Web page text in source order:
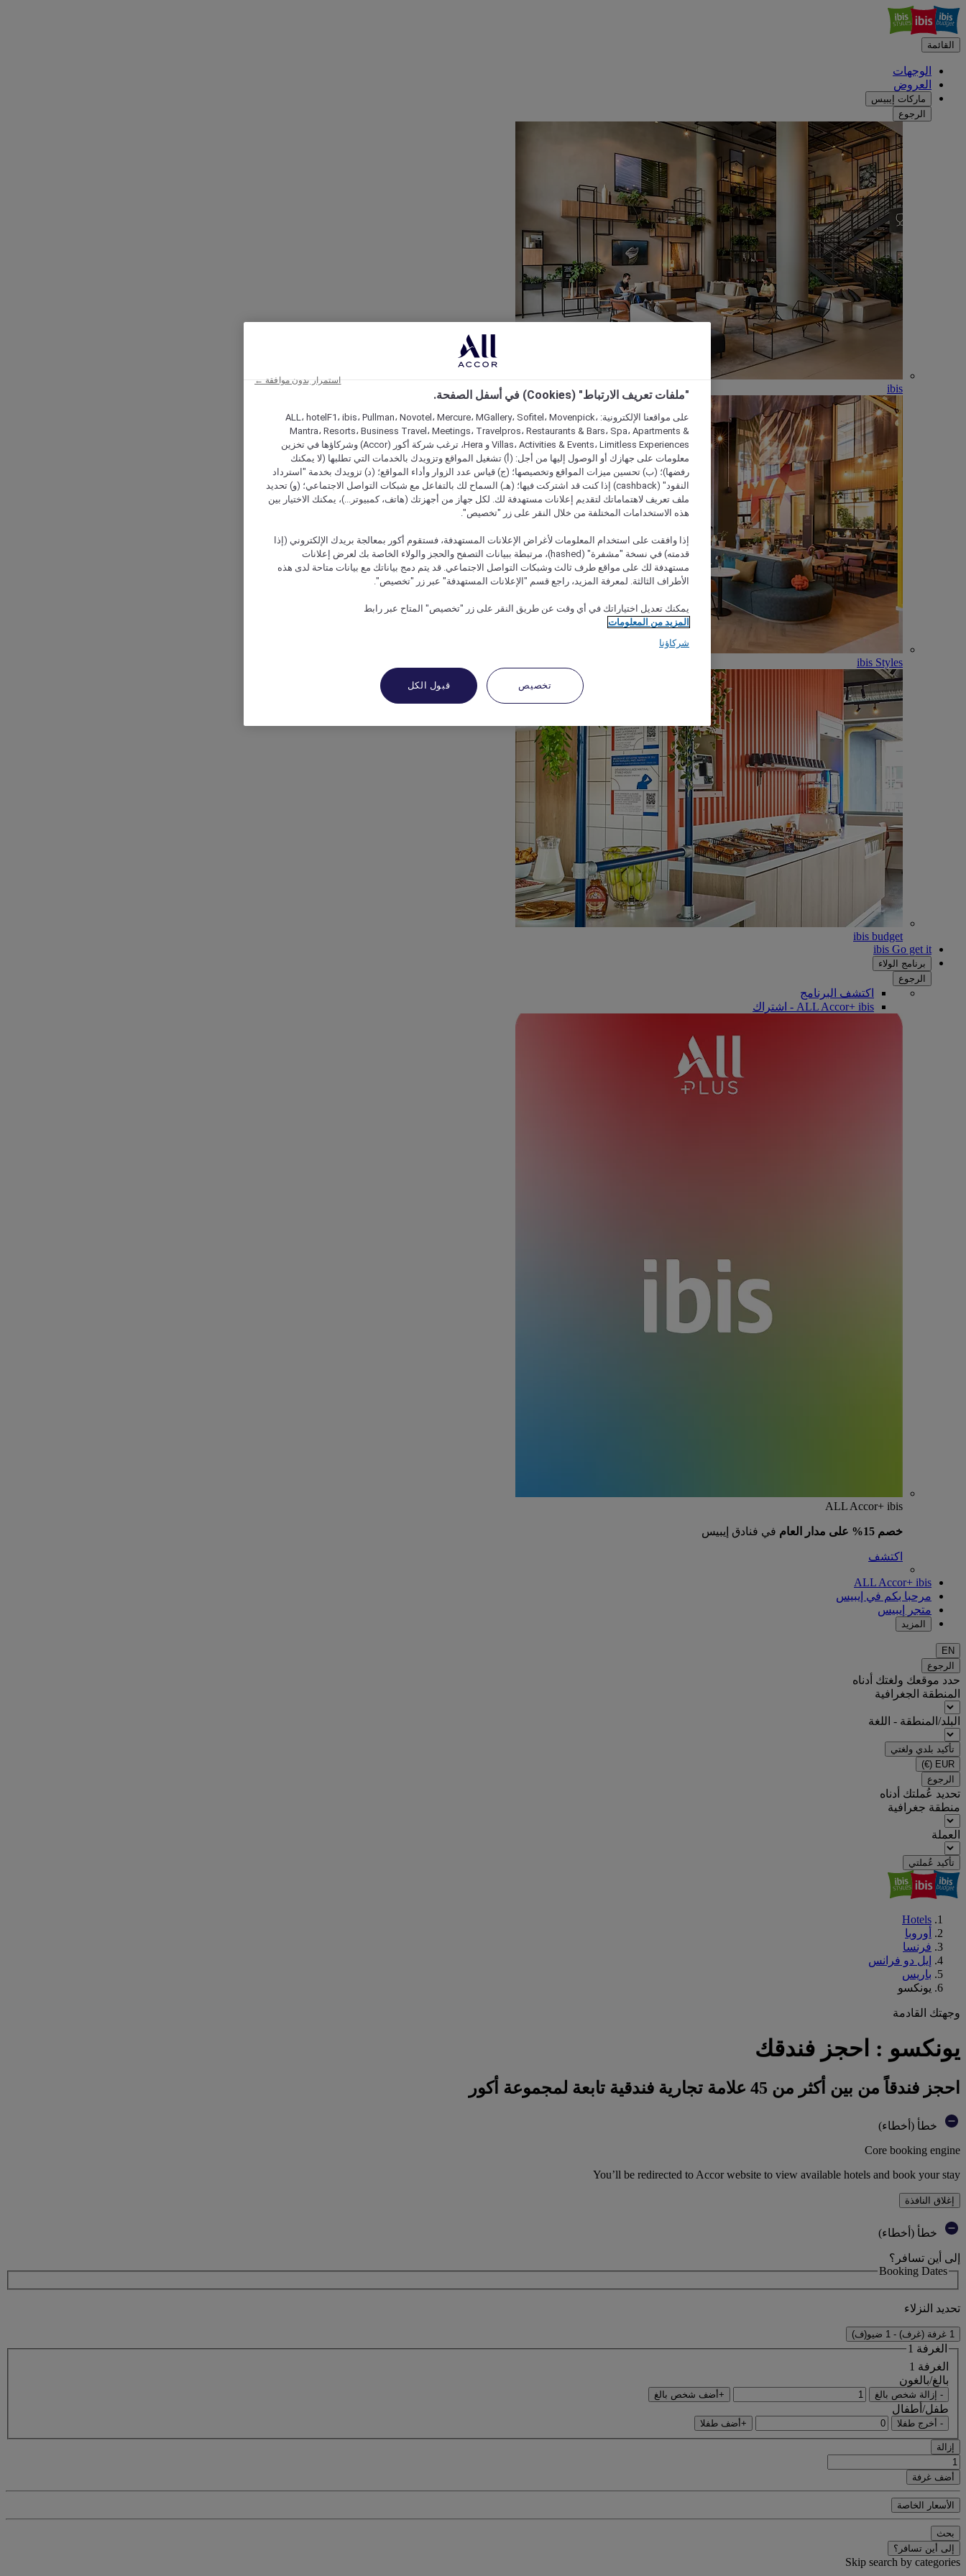
القائمة
الوجهات
العروض
ماركات إيبيس
الرجوع
ibis
ibis Styles
ibis budget
ibis Go get it
برنامج الولاء
الرجوع
اكتشف البرنامج
ALL Accor+ ibis - اشتراك
ALL Accor+ ibis
خصم 15% على مدار العام في فنادق إيبيس
اكتشف
ALL Accor+ ibis
مرحبا بكم في إيبيس
متجر إيبيس
المزيد
EN
الرجوع
حدد موقعك ولغتك أدناه
المنطقة الجغرافية
البلد/المنطقة - اللغة
تأكيد بلدي ولغتي
EUR
(€)
الرجوع
تحديد عُملتك أدناه
منطقة جغرافية
العملة
تأكيد عُملتي
Hotels
أوروبا
فرنسا
إيل دو فرانس
باريس
يونكسو
وجهتك القادمة
يونكسو : احجز فندقك
احجز فندقاً من بين أكثر من 45 علامة تجارية فندقية تابعة لمجموعة أكور
خطأ (أخطاء)
Core booking engine
You’ll be redirected to Accor website to view available hotels and book your stay
إغلاق النافذة
خطأ (أخطاء)
إلى أين تسافر؟
Booking Dates
تحديد النزلاء
1 غرفة (غرف) - 1 ضيو(ف)
الغرفة 1
الغرفة 1
بالغ/بالغون
- إزالة شخص بالغ +أضف شخص بالغ
طفل/أطفال
- أخرج طفلا +أضف طفلا
إزالة
أضف غرفة
الأسعار الخاصة
بحث
إلى أين تسافر؟
Skip search by categories
"ملفات تعريف الارتباط" (Cookies) في أسفل الصفحة.
على مواقعنا الإلكترونية: ALL، hotelF1، ibis، Pullman، Novotel، Mercure، MGallery، Sofitel، Movenpick،
Mantra، Resorts، Business Travel، Meetings، Travelpros، Restaurants & Bars، Spa، Apartments &
Villas، Activities & Events، Limitless Experiences و Hera، ترغب شركة أكور (Accor) وشركاؤها في تخزين
معلومات على جهازك أو الوصول إليها من أجل: (أ) تشغيل المواقع وتزويدك بالخدمات التي تطلبها (لا يمكنك
رفضها)؛ (ب) تحسين ميزات المواقع وتخصيصها؛ (ج) قياس عدد الزوار وأداء المواقع؛ (د) تزويدك بخدمة "استرداد
النقود" (cashback) إذا كنت قد اشتركت فيها؛ (هـ) السماح لك بالتفاعل مع شبكات التواصل الاجتماعي؛ (و) تحديد
ملف تعريف لاهتماماتك لتقديم إعلانات مستهدفة لك. لكل جهاز من أجهزتك (هاتف، كمبيوتر...)، يمكنك الاختيار بين
هذه الاستخدامات المختلفة من خلال النقر على زر "تخصيص".
إذا وافقت على استخدام المعلومات لأغراض الإعلانات المستهدفة، فستقوم أكور بمعالجة بريدك الإلكتروني (إذا
قدمته) في نسخة "مشفرة" (hashed)، مرتبطة ببيانات التصفح والحجز والولاء الخاصة بك لعرض إعلانات
مستهدفة لك على مواقع طرف ثالث وشبكات التواصل الاجتماعي. قد يتم دمج بياناتك مع بيانات متاحة لدى هذه
الأطراف الثالثة. لمعرفة المزيد، راجع قسم "الإعلانات المستهدفة" عبر زر "تخصيص".
يمكنك تعديل اختياراتك في أي وقت عن طريق النقر على زر "تخصيص" المتاح عبر رابط
المزيد من المعلومات
شركاؤنا
تخصيص قبول الكل
استمرار بدون موافقة ←